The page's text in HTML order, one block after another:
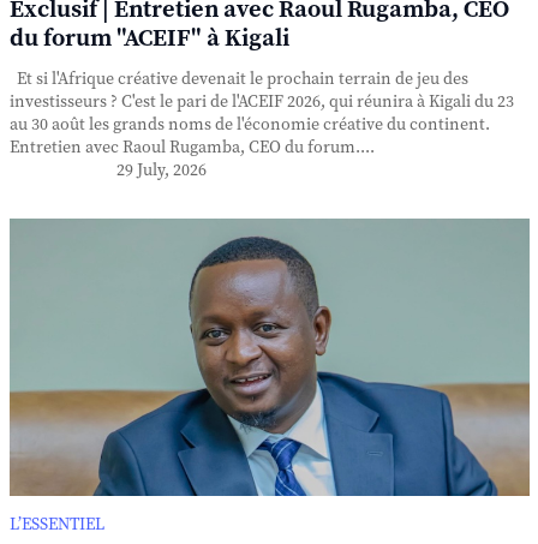
Exclusif | Entretien avec Raoul Rugamba, CEO
du forum "ACEIF" à Kigali
Et si l'Afrique créative devenait le prochain terrain de jeu des
investisseurs ? C'est le pari de l'ACEIF 2026, qui réunira à Kigali du 23
au 30 août les grands noms de l'économie créative du continent.
Entretien avec Raoul Rugamba, CEO du forum....
29 July, 2026
L’ESSENTIEL